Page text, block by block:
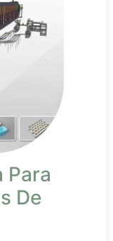
Para
De